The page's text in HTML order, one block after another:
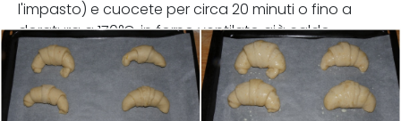
l'impasto) e cuocete per circa 20 minuti o fino a
doratura a 170°C, in forno ventilato già caldo.